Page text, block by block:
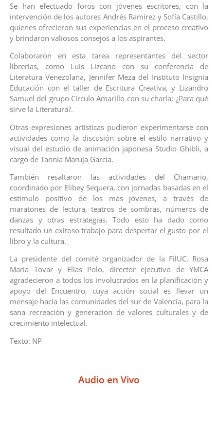
Se han efectuado foros con jóvenes escritores, con la
intervención de los autores Andrés Ramírez y Sofía Castillo,
quienes ofrecieron sus experiencias en el proceso creativo
y brindaron valiosos consejos a los aspirantes.
Colaboraron en esta tarea representantes del sector
librerías, como Luis Lizcano con su conferencia de
Literatura Venezolana, Jennifer Meza del Instituto Insignia
Educación con el taller de Escritura Creativa, y Lizandro
Samuel del grupo Círculo Amarillo con su charla: ¿Para qué
sirve la Literatura?.
Otras expresiones artísticas pudieron experimentarse con
actividades como la discusión sobre el estilo narrativo y
visual del estudio de animación japonesa Studio Ghibli, a
cargo de Tannia Maruja García.
También resaltaron las actividades del Chamario,
coordinado por Elibey Sequera, con jornadas basadas en el
estímulo positivo de los más jóvenes, a través de
maratones de lectura, teatros de sombras, números de
danzas y otras estrategias. Todo esto ha dado como
resultado un exitoso trabajo para despertar el gusto por el
libro y la cultura.
La presidente del comité organizador de la FilUC, Rosa
María Tovar y Elías Polo, director ejecutivo de YMCA
agradecieron a todos los involucrados en la planificación y
apoyo del Encuentro, cuya acción social es llevar un
mensaje hacia las comunidades del sur de Valencia, para la
sana recreación y generación de valores culturales y de
crecimiento intelectual.
Texto: NP
Audio en Vivo